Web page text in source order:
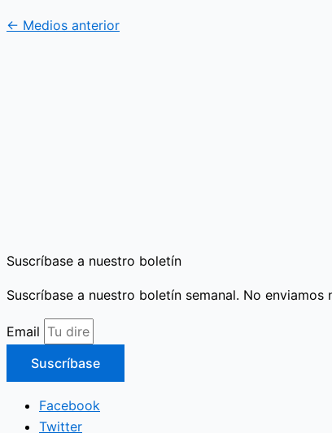
← Medios anterior
Suscríbase a nuestro boletín
Suscríbase a nuestro boletín semanal. No enviamos
Email
Suscríbase
Facebook
Twitter